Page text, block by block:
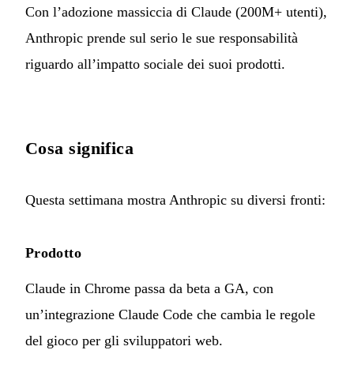
Con l’adozione massiccia di Claude (200M+ utenti),
Anthropic prende sul serio le sue responsabilità
riguardo all’impatto sociale dei suoi prodotti.
Cosa significa
Questa settimana mostra Anthropic su diversi fronti:
Prodotto
Claude in Chrome passa da beta a GA, con
un’integrazione Claude Code che cambia le regole
del gioco per gli sviluppatori web.